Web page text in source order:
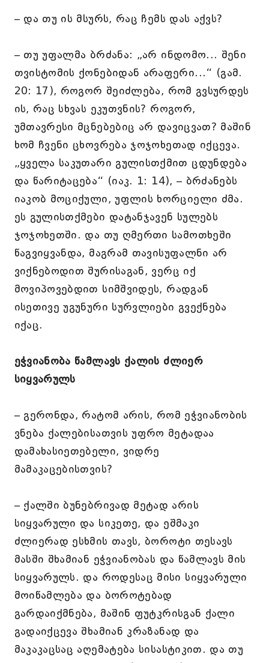
– და თუ ის მსურს, რაც ჩემს დას აქვს?
– თუ უფალმა ბრძანა: „არ ინდომო... შენი
თვისტომის ქონებიდან არაფერი...“ (გამ.
20: 17), როგორ შეიძლება, რომ გვსურდეს
ის, რაც სხვას ეკუთვნის? როგორ,
უმთავრესი მცნებებიც არ დავიცვათ? მაშინ
ხომ ჩვენი ცხოვრება ჯოჯოხეთად იქცევა.
„ყველა საკუთარი გულისთქმით ცდუნდება
და წარიტაცება“ (იაკ. 1: 14), – ბრძანებს
იაკობ მოციქული, უფლის ხორციელი ძმა.
ეს გულისთქმები დატანჯავენ სულებს
ჯოჯოხეთში. და თუ ღმერთი სამოთხეში
წაგვიყვანდა, მაგრამ თავისუფალნი არ
ვიქნებოდით შურისაგან, ვერც იქ
მოვიპოვებდით სიმშვიდეს, რადგან
ისეთივე უგუნური სურვლიები გვექნება
იქაც.
ეჭვიანობა წამლავს ქალის ძლიერ
სიყვარულს
– გერონდა, რატომ არის, რომ ეჭვიანობის
ვნება ქალებისათვის უფრო მეტადაა
დამახასიეთებელი, ვიდრე
მამაკაცებისთვის?
– ქალში ბუნებრივად მეტად არის
სიყვარული და სიკეთე, და ეშმაკი
ძლიერად ესხმის თავს, ბოროტი თესავს
მასში შხამიან ეჭვიანობას და წამლავს მის
სიყვარულს. და როდესაც მისი სიყვარული
მოიწამლება და ბოროტებად
გარდაიქმნება, მაშინ ფუტკრისგან ქალი
გადაიქცევა შხამიან კრაზანად და
მაკაკაცსაც აღემატება სისასტიკით. და თუ